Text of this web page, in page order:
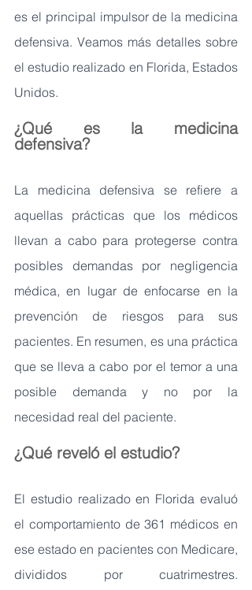
es el principal impulsor de la medicina
defensiva. Veamos más detalles sobre
el estudio realizado en Florida, Estados
Unidos.
¿Qué es la medicina
defensiva?
La medicina defensiva se refiere a
aquellas prácticas que los médicos
llevan a cabo para protegerse contra
posibles demandas por negligencia
médica, en lugar de enfocarse en la
prevención de riesgos para sus
pacientes. En resumen, es una práctica
que se lleva a cabo por el temor a una
posible demanda y no por la
necesidad real del paciente.
¿Qué reveló el estudio?
El estudio realizado en Florida evaluó
el comportamiento de 361 médicos en
ese estado en pacientes con Medicare,
divididos por cuatrimestres.